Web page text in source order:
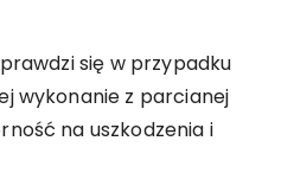
się w przypadku
wykonanie z parcianej
na uszkodzenia i